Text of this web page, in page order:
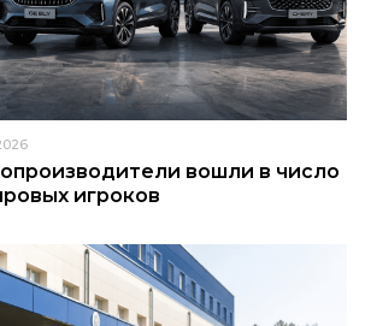
вошли в число
игроков